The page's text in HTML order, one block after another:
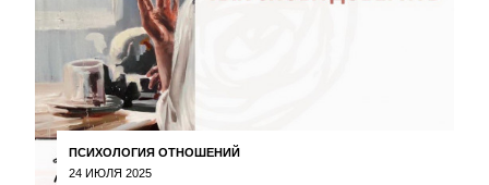
ПСИХОЛОГИЯ ОТНОШЕНИЙ
24 ИЮЛЯ 2025